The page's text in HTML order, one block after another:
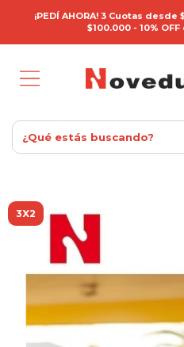
¡PEDÍ AHORA! 3 Cuotas
$100.000 - 10%
3X2